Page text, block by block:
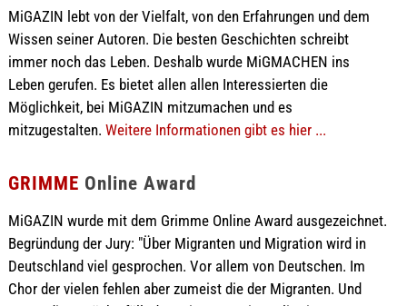
MiGAZIN lebt von der Vielfalt, von den Erfahrungen und dem
Wissen seiner Autoren. Die besten Geschichten schreibt
immer noch das Leben. Deshalb wurde MiGMACHEN ins
Leben gerufen. Es bietet allen allen Interessierten die
Möglichkeit, bei MiGAZIN mitzumachen und es
mitzugestalten. Weitere Informationen gibt es hier ...
GRIMME Online Award
MiGAZIN wurde mit dem Grimme Online Award ausgezeichnet.
Begründung der Jury: "Über Migranten und Migration wird in
Deutschland viel gesprochen. Vor allem von Deutschen. Im
Chor der vielen fehlen aber zumeist die der Migranten. Und